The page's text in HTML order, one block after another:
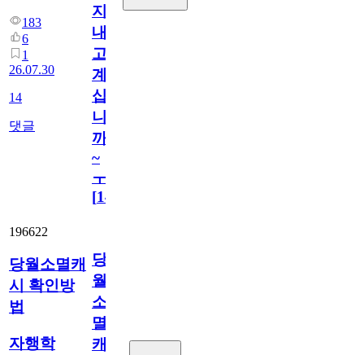
183
6
1
26.07.30
14
댓글
지
내
고
계
십
니
까
~
ㅜ
[14
196622
당월소멸캐
시 확인방
법
자행학
당
월
소
멸
캐